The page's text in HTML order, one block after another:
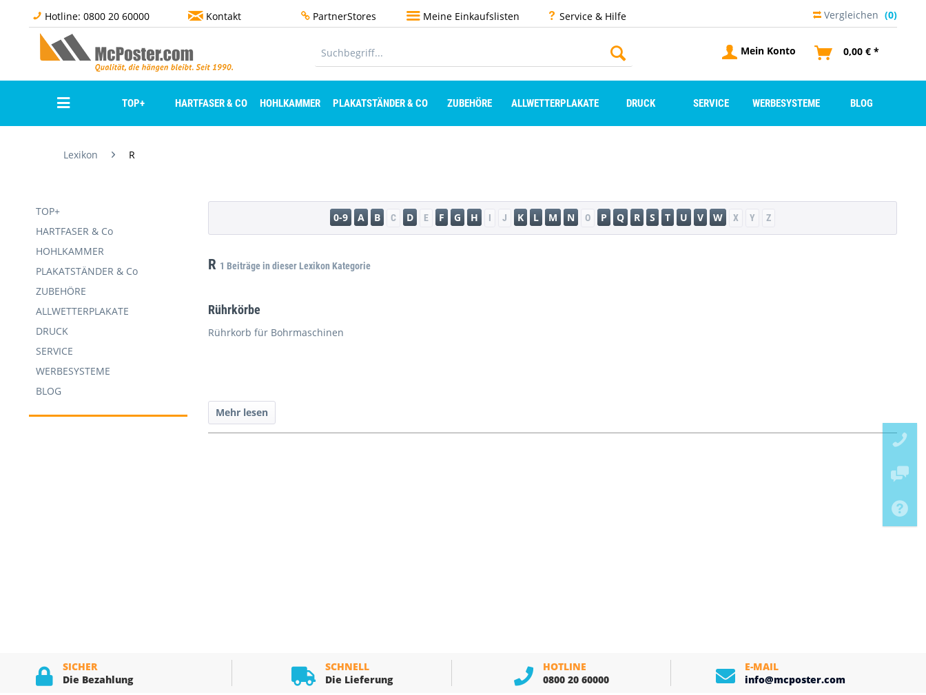
Hotline: 0800 20 60000 Kontakt PartnerStores Meine Einkaufslisten Service & Hilfe Vergleichen (0)
Mein Konto 0,00 € *
TOP+ HARTFASER & CO HOHLKAMMER PLAKATSTÄNDER & CO ZUBEHÖRE ALLWETTERPLAKATE DRUCK SERVICE WERBESYSTEME BLOG
Lexikon R
TOP+
HARTFASER & Co
HOHLKAMMER
PLAKATSTÄNDER & Co
ZUBEHÖRE
ALLWETTERPLAKATE
DRUCK
SERVICE
WERBESYSTEME
BLOG
0-9 A B C D E F G H I J K L M N O P Q R S T U V W X Y Z
R 1 Beiträge in dieser Lexikon Kategorie
Rührkörbe
Rührkorb für Bohrmaschinen
Mehr lesen
SICHER
Die Bezahlung
SCHNELL
Die Lieferung
HOTLINE
0800 20 60000
E-MAIL
info@mcposter.com